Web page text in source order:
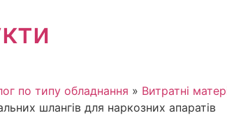
по типу обладнання » Витратні
шлангів для наркозних апаратів